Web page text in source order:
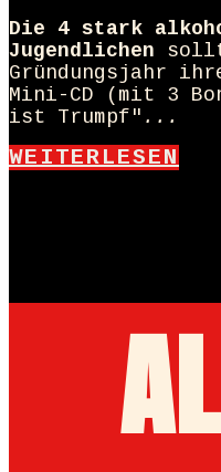
Die 4 stark
Jugendlichen
Gründungsjahr
Mini-CD (mit 3
ist Trumpf" ...
WEITERLESEN